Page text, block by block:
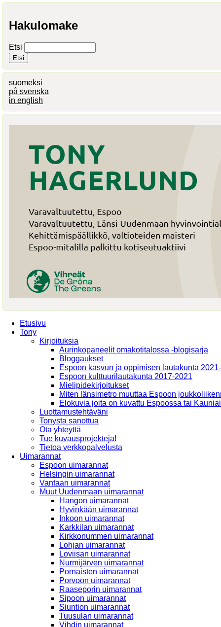
Hakulomake
Etsi
suomeksi
på svenska
in english
Etusivu
Tony
Kirjoituksia
Aurinkopaneelit omakotitalossa -blogisarja
Bloggaukset
Espoon kasvun ja oppimisen lautakunta
Espoon kulttuurilautakunta 2017-2021
Mielipidekirjoitukset
Miten länsimetro muuttaa Espoon
Elokuvia joita on kuvattu Espoossa tai
Luottamustehtäväni
Tonysta sanottua
Ota yhteyttä
Tue kuvausprojekteja!
Tietoa verkkopalvelusta
Uimarannat
Espoon uimarannat
Helsingin uimarannat
Vantaan uimarannat
Muut Uudenmaan uimarannat
Hangon uimarannat
Hyvinkään uimarannat
Inkoon uimarannat
Karkkilan uimarannat
Kirkkonummen uimarannat
Lohjan uimarannat
Loviisan uimarannat
Nurmijärven uimarannat
Pornaisten uimarannat
Porvoon uimarannat
Raaseporin uimarannat
Sipoon uimarannat
Siuntion uimarannat
Tuusulan uimarannat
Vihdin uimarannat